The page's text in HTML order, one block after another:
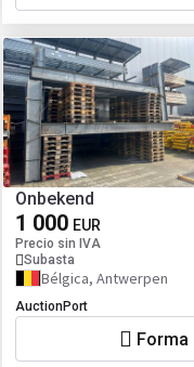
Onbekend
1 000 EUR
Precio sin IVA
Subasta
Bélgica, Antwerpen
AuctionPort
Forma